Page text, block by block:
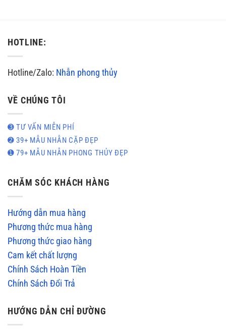
HOTLINE:
Hotline/Zalo: Nhẫn phong thủy
VỀ CHÚNG TÔI
➌ TƯ VẤN MIỄN PHÍ
➋ 39+ MẪU NHẪN CẶP ĐẸP
➊ 79+ MẪU NHẪN PHONG THỦY ĐẸP
CHĂM SÓC KHÁCH HÀNG
Hướng dẫn mua hàng
Phương thức mua hàng
Phương thức giao hàng
Cam kết chất lượng
Chính Sách Hoàn Tiền
Chính Sách Đổi Trả
HƯỚNG DẪN CHỈ ĐƯỜNG